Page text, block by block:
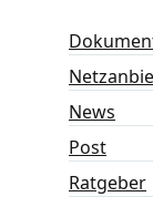
News
Post
Ratgeber